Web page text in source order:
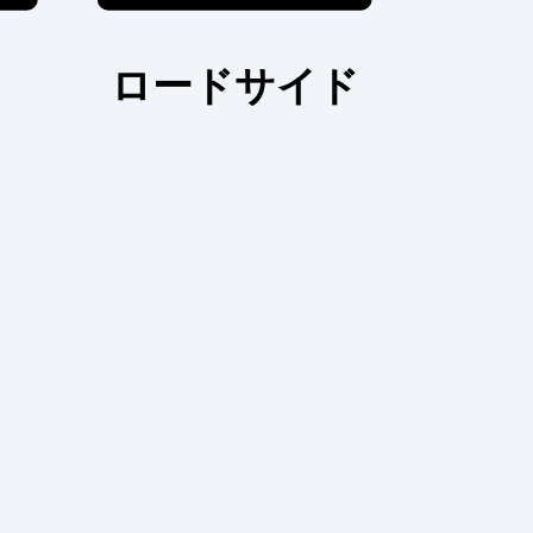
ロードサイド